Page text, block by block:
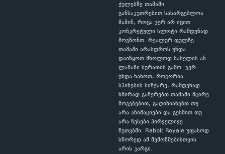
ქულებზე თამაში
განსაკუთრებით სასარგებლოა
მაშინ, როცა ჯერ არ იცით
კონკრეტული სლოტი რამდენად
მოგწონთ. რეალურ ფულზე
თამაში არასდროს უნდა
დაიწყოთ მხოლოდ სახელის ან
ლამაზი სურათის გამო. ჯერ
უნდა ნახოთ, როგორია
სპინების სიჩქარე, რამდენად
ხშირად გაჩერებთ თამაში მცირე
მოგებებით, გაღიზიანებთ თუ
არა ანიმაციები და გესმით თუ
არა წესები პირველივე
წუთებში. Rabbit Royale უფასოდ
სწორედ ამ შემოწმებისთვის
არის კარგი.